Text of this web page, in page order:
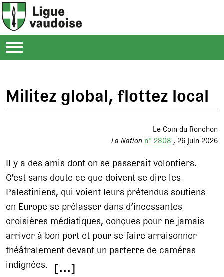
Militez global, flottez local
Le Coin du Ronchon
La Nation n° 2308 26 juin 2026
Il y a des amis dont on se passerait volontiers.
C’est sans doute ce que doivent se dire les
Palestiniens, qui voient leurs prétendus soutiens
en Europe se prélasser dans d’incessantes
croisières médiatiques, conçues pour ne jamais
arriver à bon port et pour se faire arraisonner
théâtralement devant un parterre de caméras
indignées. [...]